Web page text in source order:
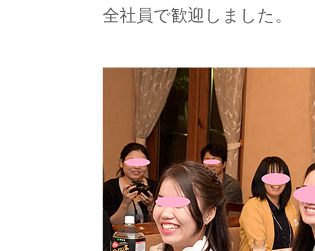
全社員で歓迎しました。